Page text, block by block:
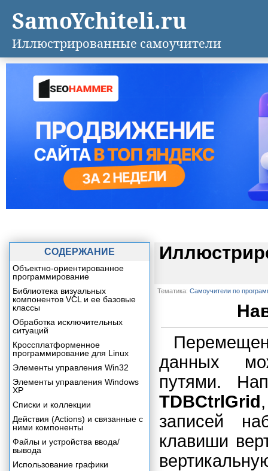
Тематика: Самоучители по
данных
путями.
TDBCtrlGrid
записей
клавиши
СОДЕРЖАНИЕ
Объектно-ориентированное
программирование
Библиотека визуальных
компонентов VCL и ее базовые
классы
Обработка исключительных
ситуаций
Кроссплатформенное
программирование для Linux
Элементы управления Win32
Элементы управления Windows
XP
Списки и коллекции
Действия (Actions) и связанные с
ними компоненты
Файлы и устройства ввода/
вывода
Использование графики
SamoYchiteli.ru
Иллюстрированные самоучители